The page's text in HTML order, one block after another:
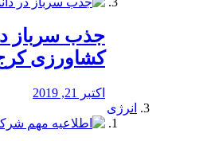
جذب سرباز
کشاورزی
اکتبر 21, 2019
انرژی